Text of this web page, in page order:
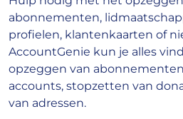
abonnementen,
profielen, klantenkaarten of
AccountGenie kun je alles
opzeggen van
accounts, stopzetten van
van adressen.